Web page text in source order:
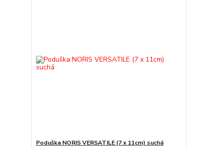
Poduška NORIS VERSATILE (7 x 11cm) suchá